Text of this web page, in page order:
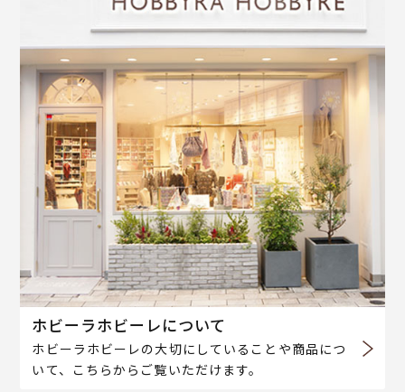
ホビーラホビーレについて
ホビーラホビーレの大切にしていることや商品につ
いて、こちらからご覧いただけます。